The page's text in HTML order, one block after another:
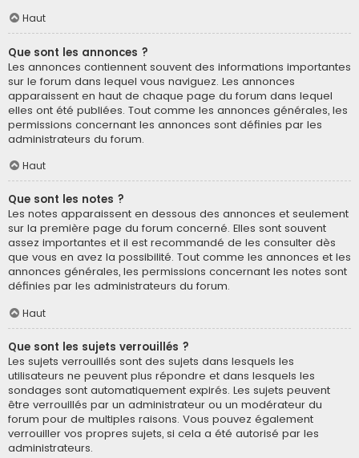
Haut
Que sont les annonces ?
Les annonces contiennent souvent des informations importantes
sur le forum dans lequel vous naviguez. Les annonces
apparaissent en haut de chaque page du forum dans lequel
elles ont été publiées. Tout comme les annonces générales, les
permissions concernant les annonces sont définies par les
administrateurs du forum.
Haut
Que sont les notes ?
Les notes apparaissent en dessous des annonces et seulement
sur la première page du forum concerné. Elles sont souvent
assez importantes et il est recommandé de les consulter dès
que vous en avez la possibilité. Tout comme les annonces et les
annonces générales, les permissions concernant les notes sont
définies par les administrateurs du forum.
Haut
Que sont les sujets verrouillés ?
Les sujets verrouillés sont des sujets dans lesquels les
utilisateurs ne peuvent plus répondre et dans lesquels les
sondages sont automatiquement expirés. Les sujets peuvent
être verrouillés par un administrateur ou un modérateur du
forum pour de multiples raisons. Vous pouvez également
verrouiller vos propres sujets, si cela a été autorisé par les
administrateurs.